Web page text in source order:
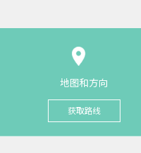
地图和方向
获取路线